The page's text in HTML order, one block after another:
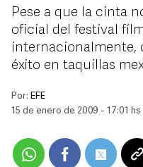
Pese a que la cinta
oficial del festival
internacionalmente,
éxito en taquillas
Por: EFE
15 de enero de 2009 - 17:01 hs